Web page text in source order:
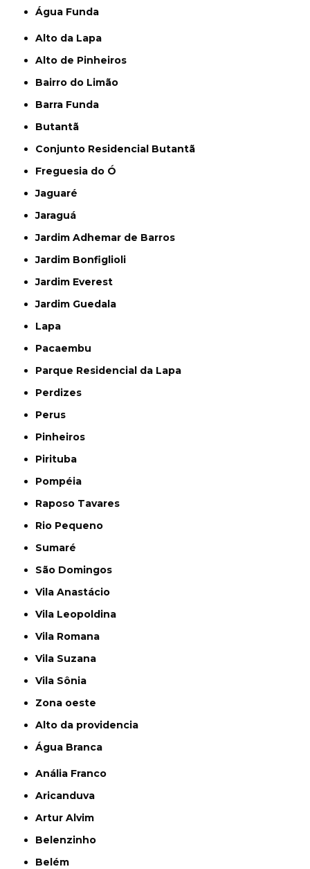
Água Funda
Alto da Lapa
Alto de Pinheiros
Bairro do Limão
Barra Funda
Butantã
Conjunto Residencial Butantã
Freguesia do Ó
Jaguaré
Jaraguá
Jardim Adhemar de Barros
Jardim Bonfiglioli
Jardim Everest
Jardim Guedala
Lapa
Pacaembu
Parque Residencial da Lapa
Perdizes
Perus
Pinheiros
Pirituba
Pompéia
Raposo Tavares
Rio Pequeno
Sumaré
São Domingos
Vila Anastácio
Vila Leopoldina
Vila Romana
Vila Suzana
Vila Sônia
Zona oeste
alto da providencia
Água Branca
Anália Franco
Aricanduva
Artur Alvim
Belenzinho
Belém